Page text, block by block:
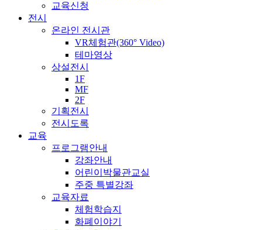
교육신청
전시
온라인 전시관
VR체험관(360° Video)
테마영상
상설전시
1F
MF
2F
기획전시
전시도록
교육
프로그램안내
강좌안내
어린이박물관교실
주중 특별강좌
교육자료
체험학습지
화폐이야기